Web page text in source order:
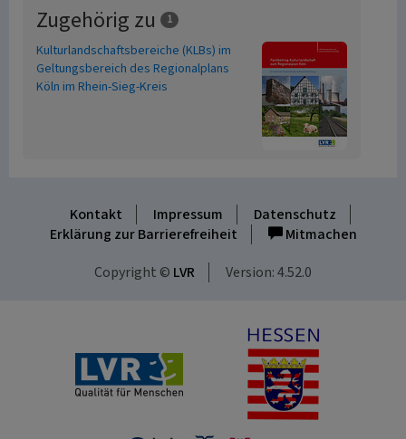
Zugehörig zu 1
Kulturlandschaftsbereiche (KLBs) im
Geltungsbereich des Regionalplans
Köln im Rhein-Sieg-Kreis
Kontakt Impressum
Datenschutz
Erklärung zur Barrierefreiheit
Mitmachen
Copyright © LVR Version: 4.52.0